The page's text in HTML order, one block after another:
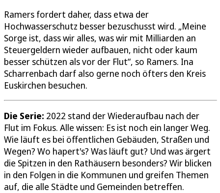
Ramers fordert daher, dass etwa der
Hochwasserschutz besser bezuschusst wird. „Meine
Sorge ist, dass wir alles, was wir mit Milliarden an
Steuergeldern wieder aufbauen, nicht oder kaum
besser schützen als vor der Flut“, so Ramers. Ina
Scharrenbach darf also gerne noch öfters den Kreis
Euskirchen besuchen.
Die Serie: 2022 stand der Wiederaufbau nach der
Flut im Fokus. Alle wissen: Es ist noch ein langer Weg.
Wie läuft es bei öffentlichen Gebäuden, Straßen und
Wegen? Wo hapert's? Was läuft gut? Und was ärgert
die Spitzen in den Rathäusern besonders? Wir blicken
in den Folgen in die Kommunen und greifen Themen
auf, die alle Städte und Gemeinden betreffen.